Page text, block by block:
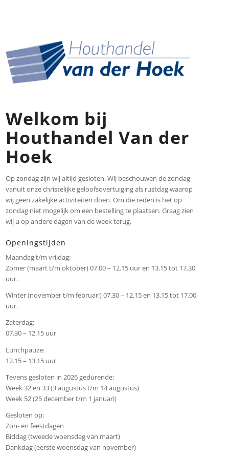
Welkom bij
Houthandel Van der
Hoek
Op zondag zijn wij altijd gesloten. Wij beschouwen de zondag
vanuit onze christelijke geloofsovertuiging als rustdag waarop
wij geen zakelijke activiteiten doen. Om die reden is het op
zondag niet mogelijk om een bestelling te plaatsen. Graag zien
wij u op andere dagen van de week terug.
Openingstijden
Maandag t/m vrijdag:
Zomer (maart t/m oktober) 07.00 – 12.15 uur en 13.15 tot 17.30
uur.
Winter (november t/m februari) 07.30 – 12.15 en 13.15 tot 17.00
uur.
Zaterdag:
07.30 – 12.15 uur
Lunchpauze:
12.15 – 13.15 uur
Tevens gesloten in 2026 gedurende:
Week 32 en 33 (3 augustus t/m 14 augustus)
Week 52 (25 december t/m 1 januari)
Gesloten op:
Zon- en feestdagen
Biddag (tweede woensdag van maart)
Dankdag (eerste woensdag van november)